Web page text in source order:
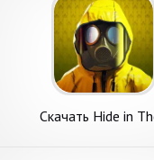
Скачать Hide in